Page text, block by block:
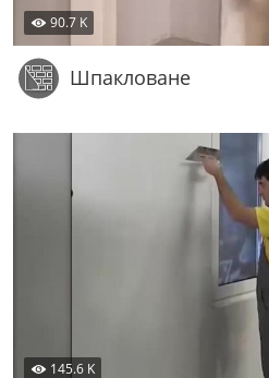
90.7 K
Шпакловане
145.6 K